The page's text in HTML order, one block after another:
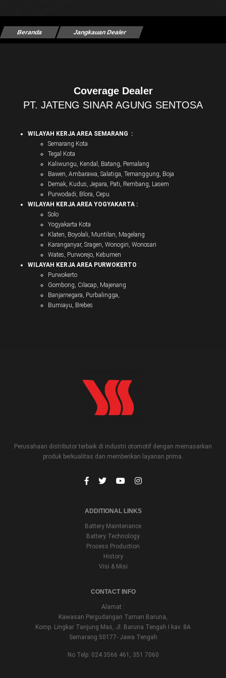
Beranda Jangkauan Dealer
Coverage Dealer
PT. JATENG SINAR AGUNG SENTOSA
WILAYAH KERJA AREA SEMARANG :
Semarang Kota
Tegal Kota
Kaliwungu, Kendal, Batang, Pemalang
Bawen, Ambarawa, Salatiga, Temanggung, Boja
Demak, Kudus, Jepara, Pati, Rembang, Lasem
Purwodadi, Blora, Cepu
WILAYAH KERJA AREA YOGYAKARTA :
Solo
Yogyakarta Kota
Klaten, Boyolali, Muntilan, Magelang
Karanganyar, Sragen, Wonogiri, Wonosari
Wates, Purworejo, Kebumen
WILAYAH KERJA AREA PURWOKERTO :
Purwokerto
Gombong, Cilacap, Majenang
Banjarnegara, Purbalingga,
Bumiayu, Brebes
Perusahaan distributor terbaik di industri otomotif dengan memasarkan
produk berkualitas dan memberikan layanan prima.
ADDITIONAL LINKS
Battery Maintenance
Battery Technology
Process Production
History
Visi & Misi
CONTACT INFO
Alamat :
Kawasan Pergudangan Taman Baruna,
Komp. Lingkar Tanjung Mas, Jl. Baruna Tengah I kav. 8A
Semarang 50177- Jawa Tengah
No Telp: 024 3566 461, 351 7060